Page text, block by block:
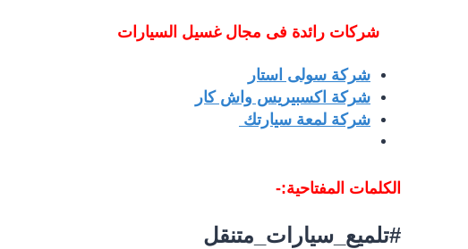
شركات رائدة فى مجال غسيل السيارات
شركة سولى استار
شركة اكسبيريس واش كار
شركة لمعة سيارتك
الكلمات المفتاحية:-
#تلميع_سيارات_متنقل